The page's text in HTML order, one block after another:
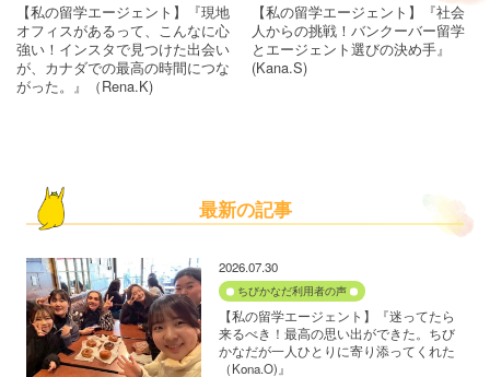
【私の留学エージェント】『現地
オフィスがあるって、こんなに心
強い！インスタで見つけた出会い
が、カナダでの最高の時間につな
がった。』（Rena.K)
【私の留学エージェント】『社会
人からの挑戦！バンクーバー留学
とエージェント選びの決め手』
(Kana.S)
最新の記事
2026.07.30
ちびかなだ利用者の声
【私の留学エージェント】『迷ってたら
来るべき！最高の思い出ができた。ちび
かなだが一人ひとりに寄り添ってくれた
（Kona.O)』